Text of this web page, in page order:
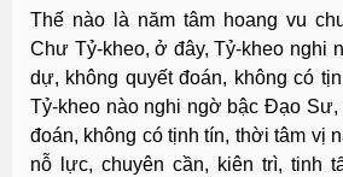
Thế nào là năm tâm hoang vu
Chư Tỷ-kheo, ở đây, Tỷ-kheo nghi
dự, không quyết đoán, không có
Tỷ-kheo nào nghi ngờ bậc Ðạo Sư,
đoán, không có tịnh tín, thời tâm vị
nỗ lực, chuyên cần, kiên trì, tinh